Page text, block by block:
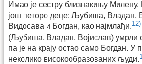
Имао је сестру близнакињу Милену.
још петоро деце: Љубиша, Владан,
Видосава и Богдан, као најмлађи.12)
(Љубиша, Владан, Војислав) умрли
па је на крају остао само Богдан. У
неколико високообразованих људи.